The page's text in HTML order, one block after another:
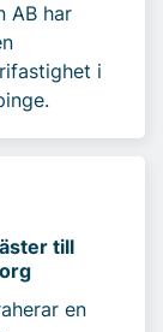
AB har
i
till
en